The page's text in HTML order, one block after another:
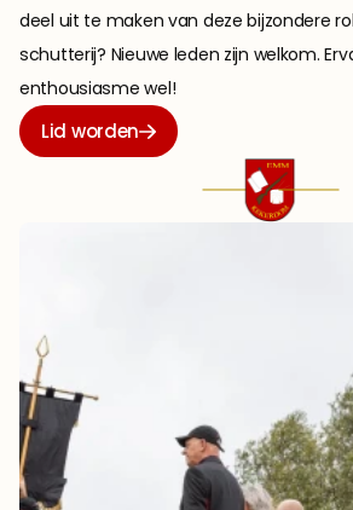
deel uit te maken van deze bijzondere
schutterij? Nieuwe leden zijn welkom.
enthousiasme wel!
Lid worden